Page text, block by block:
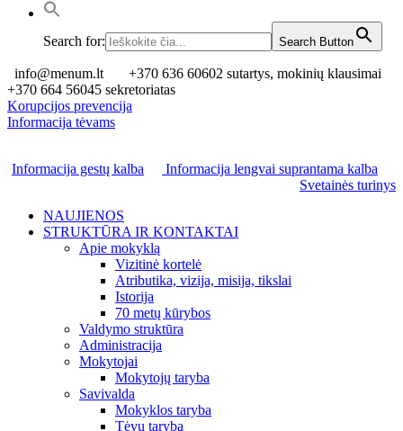
Search for: Search Button
info@menum.lt
+370 636 60602 sutartys, mokinių klausimai
+370 664 56045 sekretoriatas
Korupcijos prevencija
Informacija tėvams
Informacija gestų kalba
Informacija lengvai suprantama kalba
Svetainės turinys
NAUJIENOS
STRUKTŪRA IR KONTAKTAI
Apie mokyklą
Vizitinė kortelė
Atributika, vizija, misija, tikslai
Istorija
70 metų kūrybos
Valdymo struktūra
Administracija
Mokytojai
Mokytojų taryba
Savivalda
Mokyklos taryba
Tėvų taryba